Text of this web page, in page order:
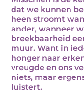
dat we kunnen
heen stroomt
ander, wanneer
breekbaarheid
muur. Want in
honger naar
vreugde en ons
niets, maar
luistert.